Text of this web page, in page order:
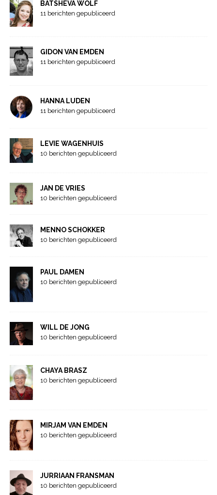
BATSHEVA WOLF
11 berichten gepubliceerd
GIDON VAN EMDEN
11 berichten gepubliceerd
HANNA LUDEN
11 berichten gepubliceerd
LEVIE WAGENHUIS
10 berichten gepubliceerd
JAN DE VRIES
10 berichten gepubliceerd
MENNO SCHOKKER
10 berichten gepubliceerd
PAUL DAMEN
10 berichten gepubliceerd
WILL DE JONG
10 berichten gepubliceerd
CHAYA BRASZ
10 berichten gepubliceerd
MIRJAM VAN EMDEN
10 berichten gepubliceerd
JURRIAAN FRANSMAN
10 berichten gepubliceerd